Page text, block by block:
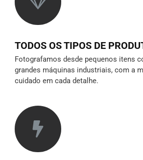
TODOS OS TIPOS DE
Fotografamos desde pequenos itens
grandes máquinas industriais, com a
cuidado em cada detalhe.